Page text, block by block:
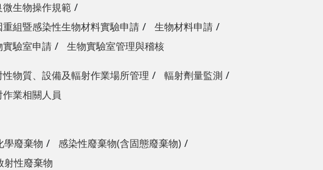
微生物操作規範
重組暨感染性生物材料實驗申請
生物材料申請
實驗室申請
生物實驗室管理與稽核
性物質、設備及輻射作業場所管理
輻射劑量監測
作業相關人員
學廢棄物
感染性廢棄物(含固態廢棄物)
射性廢棄物